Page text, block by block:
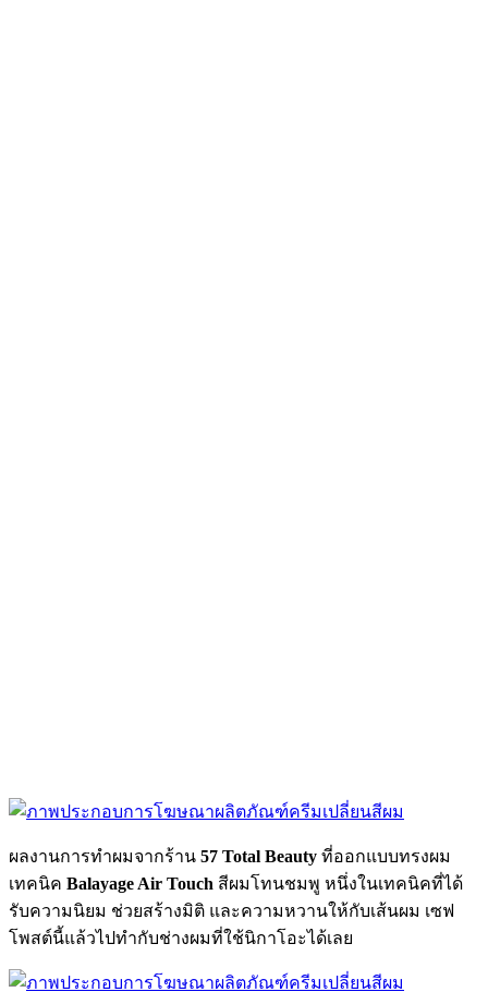
ผลงานการทำผมจากร้าน 57 Total Beauty ที่ออกแบบทรงผม
เทคนิค Balayage Air Touch สีผมโทนชมพู หนึ่งในเทคนิคที่ได้
รับความนิยม ช่วยสร้างมิติ และความหวานให้กับเส้นผม เซฟ
โพสต์นี้แล้วไปทำกับช่างผมที่ใช้นิกาโอะได้เลย